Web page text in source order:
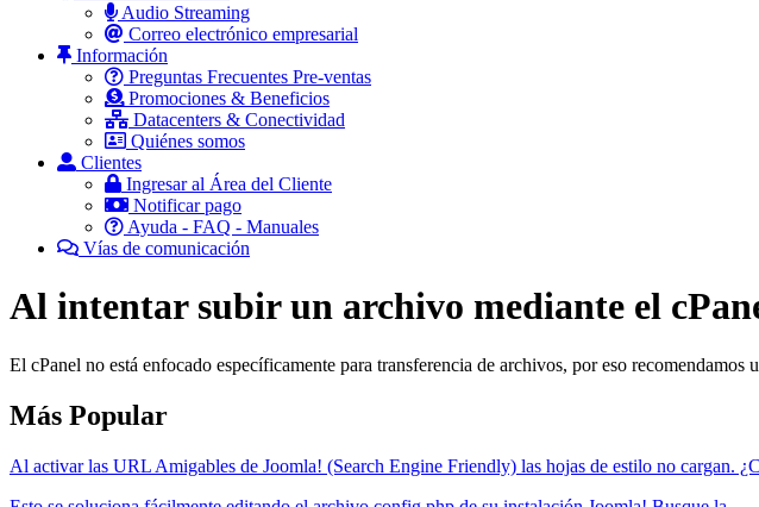
Audio Streaming
Correo electrónico empresarial
Información
Preguntas Frecuentes Pre-ventas
Promociones & Beneficios
Datacenters & Conectividad
Quiénes somos
Clientes
Ingresar al Área del Cliente
Notificar pago
Ayuda - FAQ - Manuales
Vías de comunicación
Al intentar subir un archivo mediante el
El cPanel no está enfocado específicamente para transferencia de archivos, por eso recomendamos
Más Popular
Al activar las URL Amigables de Joomla! (Search Engine Friendly) las hojas de estilo no cargan.